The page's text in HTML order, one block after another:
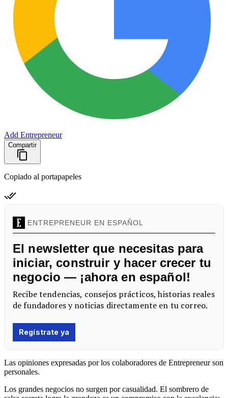
Add Entrepreneur
Compartir
Copiado al portapapeles
Las opiniones expresadas por los colaboradores de Entrepreneur son
personales.
Los grandes negocios no surgen por casualidad. El sombrero de